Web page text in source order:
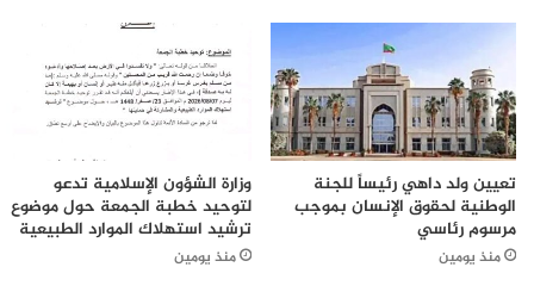
تعيين ولد داهي رئيساً للجنة
الوطنية لحقوق الإنسان بموجب
مرسوم رئاسي
منذ يومين
وزارة الشؤون الإسلامية تدعو
لتوحيد خطبة الجمعة حول موضوع
ترشيد استهلاك الموارد الطبيعية
منذ يومين